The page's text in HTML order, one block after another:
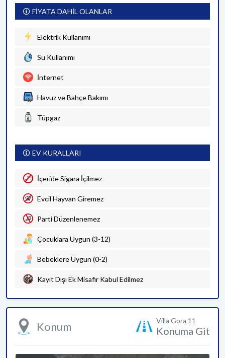
FİYATA DAHİL OLANLAR
Elektrik Kullanımı
Su Kullanımı
İnternet
Havuz ve Bahçe Bakımı
Tüpgaz
EV KURALLARI
İçeride Sigara İçilmez
Evcil Hayvan Giremez
Parti Düzenlenemez
Çocuklara Uygun (3-12)
Bebeklere Uygun (0-2)
Kayıt Dışı Ek Misafir Kabul Edilmez
Konum Villa Gora 11
Konuma Git